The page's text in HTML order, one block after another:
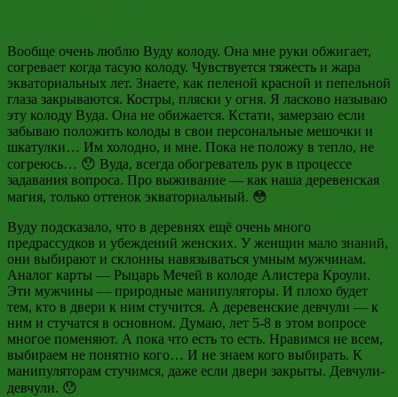
Вообще очень люблю Вуду колоду. Она мне руки обжигает,
согревает когда тасую колоду. Чувствуется тяжесть и жара
экваториальных лет. Знаете, как пеленой красной и пепельной
глаза закрываются. Костры, пляски у огня. Я ласково называю
эту колоду Вуда. Она не обижается. Кстати, замерзаю если
забываю положить колоды в свои персональные мешочки и
шкатулки… Им холодно, и мне. Пока не положу в тепло, не
согреюсь… 😯 Вуда, всегда обогреватель рук в процессе
задавания вопроса. Про выживание — как наша деревенская
магия, только оттенок экваториальный. 😳
Вуду подсказало, что в деревнях ещё очень много
предрассудков и убеждений женских. У женщин мало знаний,
они выбирают и склонны навязываться умным мужчинам.
Аналог карты — Рыцарь Мечей в колоде Алистера Кроули.
Эти мужчины — природные манипуляторы. И плохо будет
тем, кто в двери к ним стучится. А деревенские девчули — к
ним и стучатся в основном. Думаю, лет 5-8 в этом вопросе
многое поменяют. А пока что есть то есть. Нравимся не всем,
выбираем не понятно кого… И не знаем кого выбирать. К
манипуляторам стучимся, даже если двери закрыты. Девчули-
девчули. 😯